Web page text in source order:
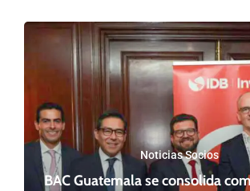
Noticias Socios
BAC Guatemala se consolida